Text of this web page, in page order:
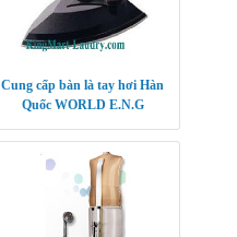
Cung cấp bàn là tay hơi Hàn
Quốc WORLD E.N.G